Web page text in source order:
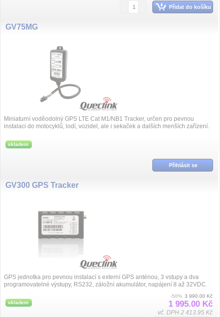
Přidat do košíku
GV75MG
Miniaturní voděodolný GPS LTE Cat M1/NB1 Tracker, určen pro pevnou
instalaci do motocyklů, lodí, vozidel, ale i sekaček a dalších menších zařízení.
skladem
Přihlásit se
GV300 GPS Tracker
GPS jednotka pro pevnou instalací s externí GPS anténou, 3 vstupy a dva
programovatelné výstupy, RS232, záložní akumulátor, napájení 8 až 32VDC.
skladem
-50% 3 990.00 Kč
1 995.00 Kč
vč. DPH 2 413.95 Kč